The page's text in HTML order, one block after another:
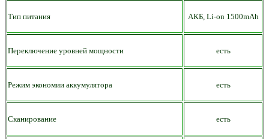
Тип питания АКБ, Li-on1500mAh
Переключение уровней мощности есть
Режим экономии аккумулятора есть
Сканирование есть